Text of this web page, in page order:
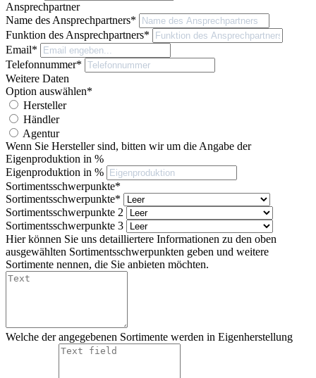
Ansprechpartner
Name des Ansprechpartners*
Funktion des Ansprechpartners*
Email*
Telefonnummer*
Weitere Daten
Option auswählen*
Hersteller
Händler
Agentur
Wenn Sie Hersteller sind, bitten wir um die Angabe der
Eigenproduktion in %
Eigenproduktion in %
Sortimentsschwerpunkte*
Sortimentsschwerpunkte*
Sortimentsschwerpunkte 2
Sortimentsschwerpunkte 3
Hier können Sie uns detailliertere Informationen zu den oben
ausgewählten Sortimentsschwerpunkten geben und weitere
Sortimente nennen, die Sie anbieten möchten.
Welche der angegebenen Sortimente werden in Eigenherstellung